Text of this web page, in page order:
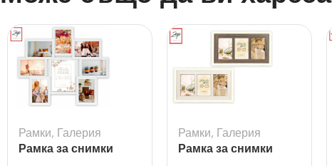
Рамки, Галерия
Рамка за снимки
Рамки, Галерия
Рамка за снимки